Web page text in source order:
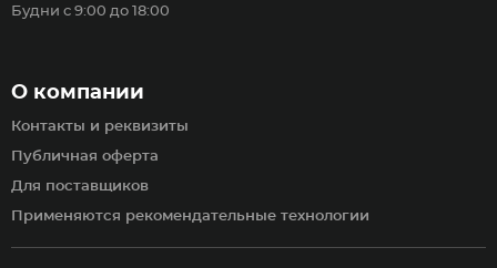
О компании
Контакты и реквизиты
Публичная оферта
Для поставщиков
Применяются рекомендательные технологии
Будни с 9:00 до 18:00